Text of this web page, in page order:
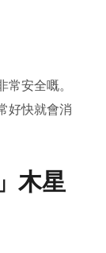
安全嘅。
好快就會消
木星